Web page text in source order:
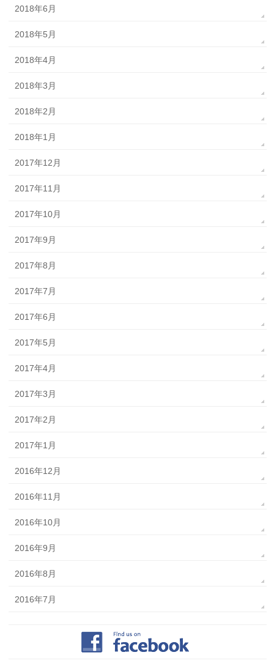
2018年6月
2018年5月
2018年4月
2018年3月
2018年2月
2018年1月
2017年12月
2017年11月
2017年10月
2017年9月
2017年8月
2017年7月
2017年6月
2017年5月
2017年4月
2017年3月
2017年2月
2017年1月
2016年12月
2016年11月
2016年10月
2016年9月
2016年8月
2016年7月